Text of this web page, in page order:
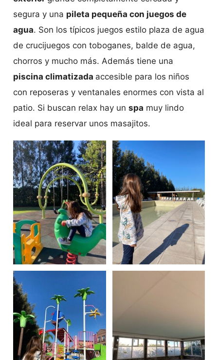
segura y una pileta pequeña con juegos de
agua. Son los típicos juegos estilo plaza de agua
de crucijuegos con toboganes, balde de agua,
chorros y mucho más. Además tiene una
piscina climatizada accesible para los niños
con reposeras y ventanales enormes con vista al
patio. Si buscan relax hay un spa muy lindo
ideal para reservar unos masajitos.